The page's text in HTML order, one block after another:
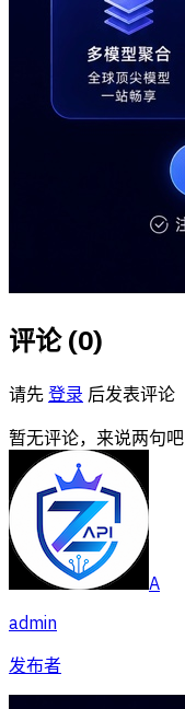
评论 (0)
请先 登录 后发表评论
暂无评论，来说两句吧
A
admin
发布者